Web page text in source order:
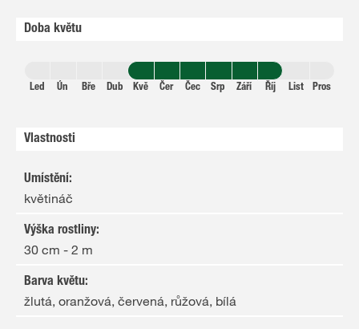
Doba květu
Led Ún Bře Dub Kvě Čer Čec Srp Září Říj List Pros
Vlastnosti
Umístění:
květináč
Výška rostliny:
30 cm - 2 m
Barva květu:
žlutá, oranžová, červená, růžová, bílá